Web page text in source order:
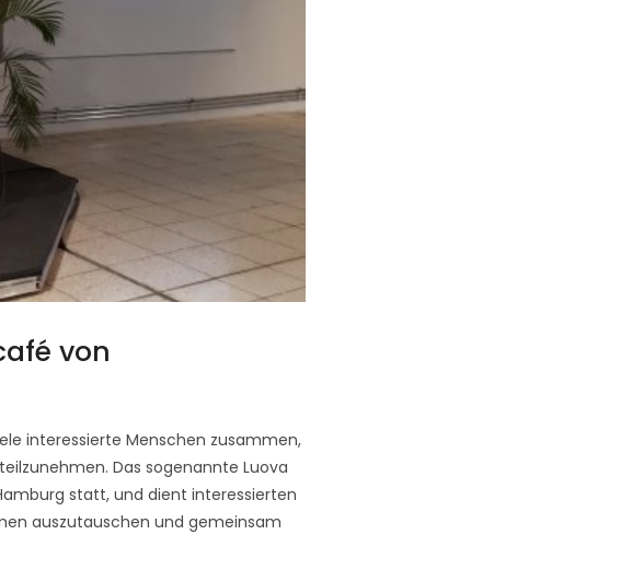
von
interessierte Menschen zusammen,
Das sogenannte Luova
statt, und dient interessierten
auszutauschen und gemeinsam